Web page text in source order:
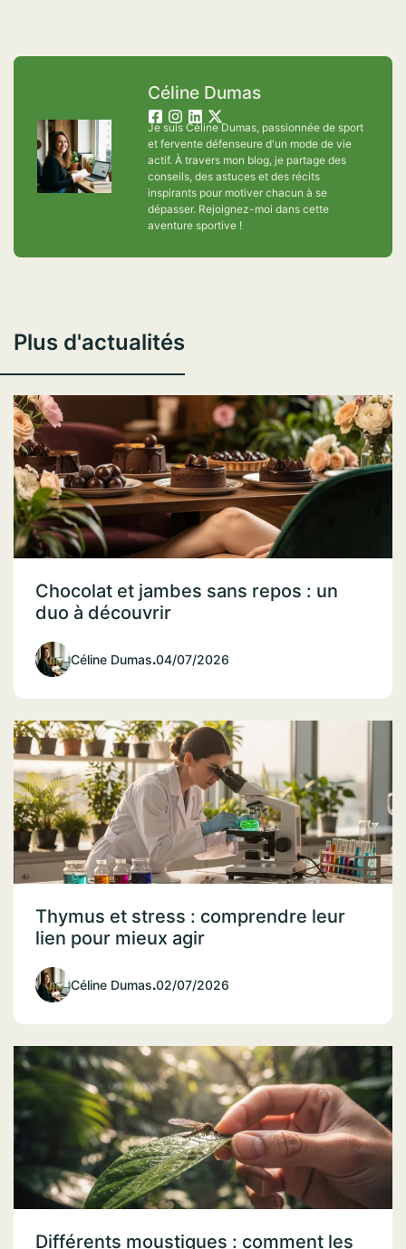
Céline Dumas
Je suis Céline Dumas, passionnée de sport
et fervente défenseure d'un mode de vie
actif. À travers mon blog, je partage des
conseils, des astuces et des récits
inspirants pour motiver chacun à se
dépasser. Rejoignez-moi dans cette
aventure sportive !
Plus d'actualités
Chocolat et jambes sans repos : un
duo à découvrir
Céline Dumas.04/07/2026
Thymus et stress : comprendre leur
lien pour mieux agir
Céline Dumas.02/07/2026
Différents moustiques : comment les